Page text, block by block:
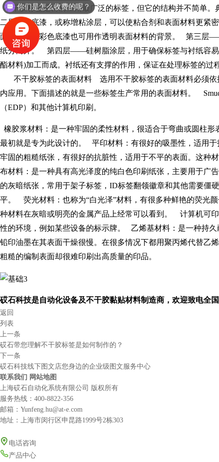
不干胶标签是目前应用最广泛的标签，但它的结构并不简
二层——底漆，或称增粘涂层，可以使粘合剂和表面材料更紧
面。另外，彩色底漆也可用作透明表面材料的背景。 第三层
纸分离开。 第四层——硅树脂涂层，用于确保标签与衬纸容
酯材料)加工而成。衬纸还有支撑的作用，保证在处理标签的过
不干胶标签的表面材料 选用不干胶标签的表面材料必须依
内应用。下面描述的就是一些标签生产常用的表面材料。
（EDP）和其他计算机印刷。
橡胶浆材料：是一种牢固的柔性材料，很适合于弯曲或圆柱
最初就是专为此设计的。 平印材料：有很好的吸墨性，适用
牢固的粗糙纸张，有很好的抗脏性，适用于不平的表面。这
布材料：是一种具有高光泽度的纯白色印刷纸张，主要用于
的灰暗纸张，常用于架子标签，ID标签翻领徽章和其他需要僵
平。 荧光材料：也称为“白光泽”材料，有很多种鲜艳的荧光
种材料在灰暗或明亮的金属产品上经常可以看到。 计算机可
性的环境，例如某些设备的标示牌。 乙烯基材料：是一种持
铅印油墨在其表面干燥很慢。在很多情况下都用聚丙烯代替
粗糙的编制表面却很难印刷出高质量的印品。
砹石科技是自动化设备及不干胶黏贴材料制造商，欢迎致电全
返回
列表
上一条
砹石带您理解不干胶标签是如何制作的？
下一条
砹石科技线下图文店您身边的企业级图文服务中心
联系我们 网站地图
上海砹石自动化系统有限公司 版权所有
服务热线： 400-8822-356
邮箱：Yunfeng.hu@at-e.com
地址：上海市闵行区申昆路1999号2栋303
电话咨询
产品中心
你们是怎么收费的呢？